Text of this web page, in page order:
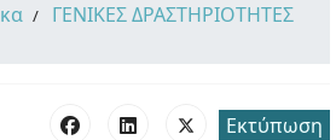
ΓΕΝΙΚΕΣ ΔΡΑΣΤΗΡΙΟΤΗΤΕΣ
Εκτύπωση